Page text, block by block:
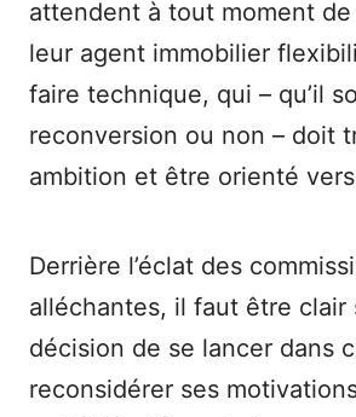
attendent à tout moment
leur agent immobilier
faire technique, qui – qu’il
reconversion ou non – doit
ambition et être orienté
Derrière l’éclat des
alléchantes, il faut être clair
décision de se lancer dans
reconsidérer ses